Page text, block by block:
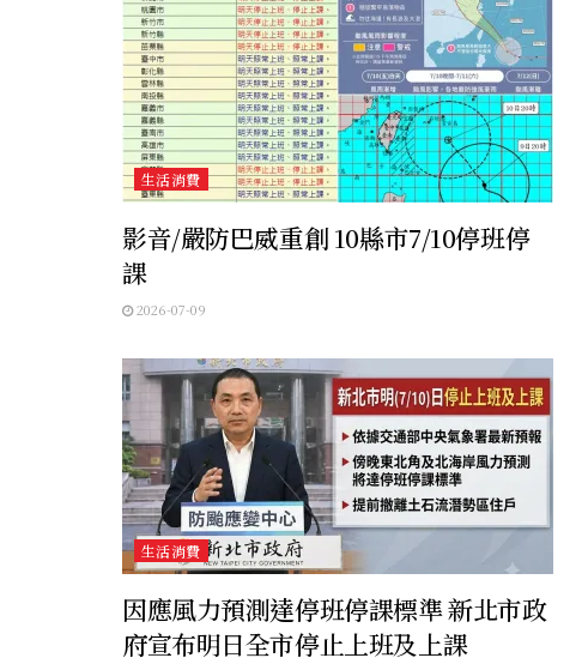
生活消費
影音/嚴防巴威重創 10縣市7/10停班停
課
2026-07-09
生活消費
因應風力預測達停班停課標準 新北市政
府宣布明日全市停止上班及上課